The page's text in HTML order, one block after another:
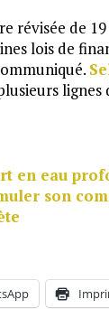
révisée de
lois de
en eau
son